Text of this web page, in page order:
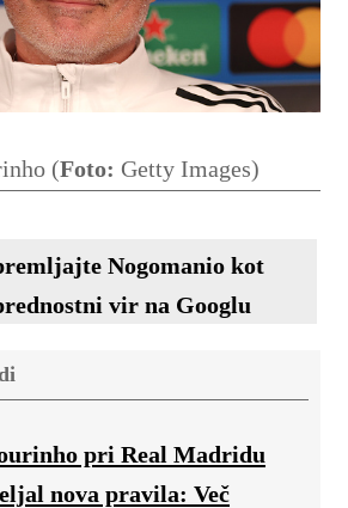
(Foto: Getty Images)
Nogomanio kot
vir na Googlu
pri Real Madridu
nova pravila: Več